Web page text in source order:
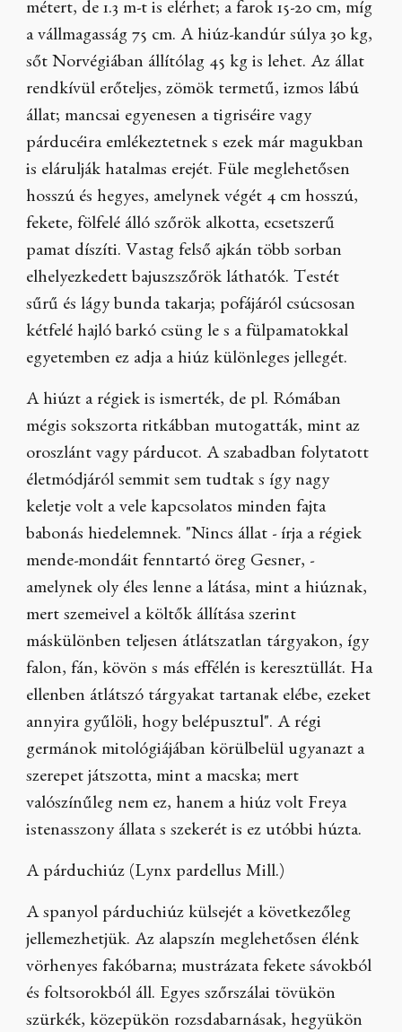
métert, de 1.3 m-t is elérhet; a farok 15-20 cm, míg
a vállmagasság 75 cm. A hiúz-kandúr súlya 30 kg,
sőt Norvégiában állítólag 45 kg is lehet. Az állat
rendkívül erőteljes, zömök termetű, izmos lábú
állat; mancsai egyenesen a tigriséire vagy
párducéira emlékeztetnek s ezek már magukban
is elárulják hatalmas erejét. Füle meglehetősen
hosszú és hegyes, amelynek végét 4 cm hosszú,
fekete, fölfelé álló szőrök alkotta, ecsetszerű
pamat díszíti. Vastag felső ajkán több sorban
elhelyezkedett bajuszszőrök láthatók. Testét
sűrű és lágy bunda takarja; pofájáról csúcsosan
kétfelé hajló barkó csüng le s a fülpamatokkal
egyetemben ez adja a hiúz különleges jellegét.
A hiúzt a régiek is ismerték, de pl. Rómában
mégis sokszorta ritkábban mutogatták, mint az
oroszlánt vagy párducot. A szabadban folytatott
életmódjáról semmit sem tudtak s így nagy
keletje volt a vele kapcsolatos minden fajta
babonás hiedelemnek. "Nincs állat - írja a régiek
mende-mondáit fenntartó öreg Gesner, -
amelynek oly éles lenne a látása, mint a hiúznak,
mert szemeivel a költők állítása szerint
máskülönben teljesen átlátszatlan tárgyakon, így
falon, fán, kövön s más effélén is keresztüllát. Ha
ellenben átlátszó tárgyakat tartanak elébe, ezeket
annyira gyűlöli, hogy belépusztul". A régi
germánok mitológiájában körülbelül ugyanazt a
szerepet játszotta, mint a macska; mert
valószínűleg nem ez, hanem a hiúz volt Freya
istenasszony állata s szekerét is ez utóbbi húzta.
A párduchiúz (Lynx pardellus Mill.)
A spanyol párduchiúz külsejét a következőleg
jellemezhetjük. Az alapszín meglehetősen élénk
vörhenyes fakóbarna; mustrázata fekete sávokból
és foltsorokból áll. Egyes szőrszálai tövükön
szürkék, közepükön rozsdabarnásak, hegyükön